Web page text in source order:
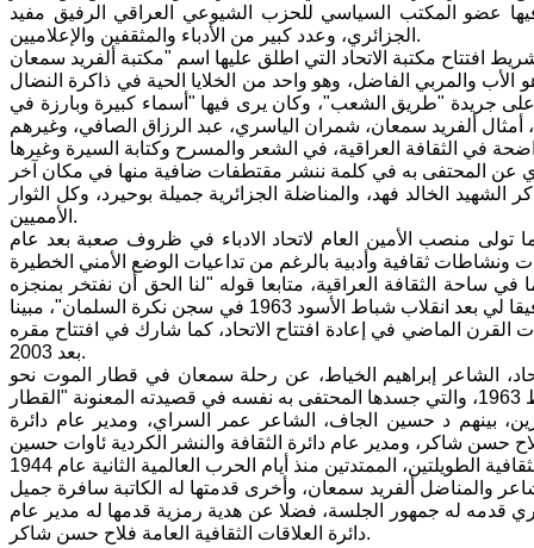
عضو المكتب السياسي للحزب الشيوعي العراقي الرفيق مفيد
الجزائري، وعدد كبير من الأدباء والمثقفين والإعلاميين.
والمربي الفاضل، وهو واحد من الخلايا الحية في ذاكرة النضال
جريدة "طريق الشعب"، وكان يرى فيها "أسماء كبيرة وبارزة في
الخالد فهد، والمناضلة الجزائرية جميلة بوحيرد، وكل الثوار
الأمميين.
تولى منصب الأمين العام لاتحاد الادباء في ظروف صعبة بعد عام
ساحة الثقافة العراقية، متابعا قوله "لنا الحق أن نفتخر بمنجزه
الثقافي والسياسي". وأضاف ان سمعان "كان رفيقا لي بعد ثورة 14 تموز 1958، ورفيقا لي بعد انقلاب شباط الأسود 1963 في سجن نكرة السلمان"، مبينا
الكبير عام 1958، وساهم خلال سبعينيات القرن الماضي في إعادة افتتاح الاتحاد، كما شارك في افتتاح مقره
بعد 2003.
الشاعر إبراهيم الخياط، عن رحلة سمعان في قطار الموت نحو
بينهم د حسين الجاف، الشاعر عمر السراي، ومدير عام دائرة
والمناضل ألفريد سمعان، وأخرى قدمتها له الكاتبة سافرة جميل
قدمه له جمهور الجلسة، فضلا عن هدية رمزية قدمها له مدير عام
دائرة العلاقات الثقافية العامة فلاح حسن شاكر.